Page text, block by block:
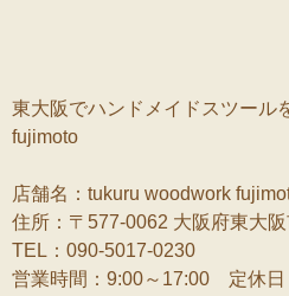
東大阪でハンドメイドスツール
fujimoto
店舗名：tukuru woodwork
住所：〒577-0062 大阪府東大
TEL：090-5017-0230
営業時間：9:00～17:00 定休日